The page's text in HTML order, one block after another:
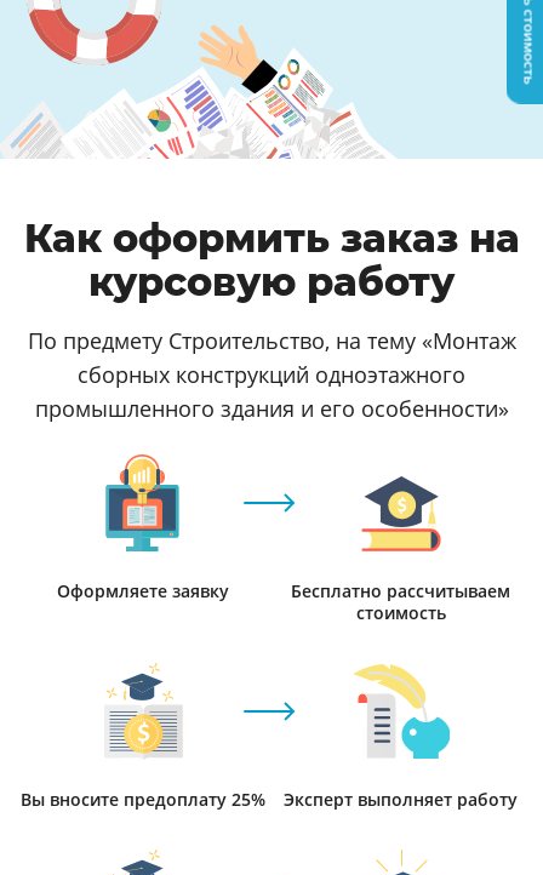
Как оформить заказ на
курсовую работу
По предмету Строительство, на тему «Монтаж
сборных конструкций одноэтажного
промышленного здания и его особенности»
Оформляете заявку
Бесплатно рассчитываем
стоимость
Вы вносите предоплату 25% Эксперт выполняет работу